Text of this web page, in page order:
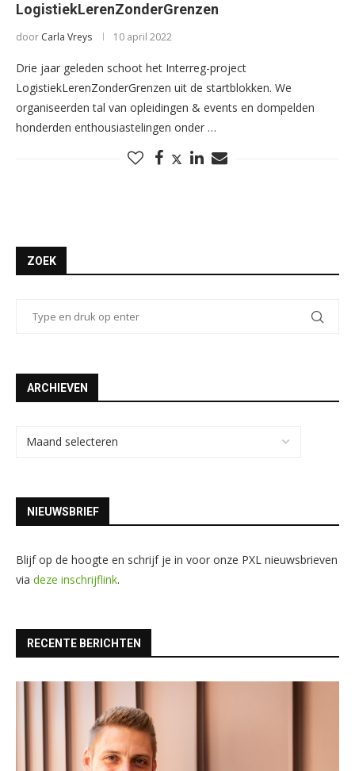
LogistiekLerenZonderGrenzen
door Carla Vreys 10 april 2022
Drie jaar geleden schoot het Interreg-project
LogistiekLerenZonderGrenzen uit de startblokken. We
organiseerden tal van opleidingen & events en dompelden
honderden enthousiastelingen onder …
ZOEK
ARCHIEVEN
NIEUWSBRIEF
Blijf op de hoogte en schrijf je in voor onze PXL nieuwsbrieven
via deze inschrijflink.
RECENTE BERICHTEN